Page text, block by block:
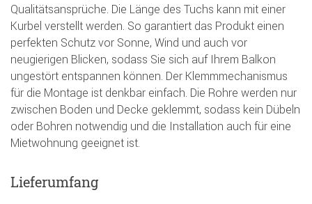
Qualitätsansprüche. Die Länge des Tuchs kann mit einer
Kurbel verstellt werden. So garantiert das Produkt einen
perfekten Schutz vor Sonne, Wind und auch vor
neugierigen Blicken, sodass Sie sich auf Ihrem Balkon
ungestört entspannen können. Der Klemmmechanismus
für die Montage ist denkbar einfach. Die Rohre werden nur
zwischen Boden und Decke geklemmt, sodass kein Dübeln
oder Bohren notwendig und die Installation auch für eine
Mietwohnung geeignet ist.
Lieferumfang